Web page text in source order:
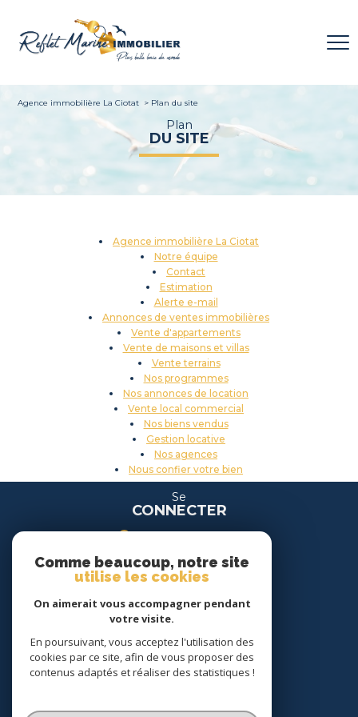
Agence immobilière La Ciotat Plan du site
Plan
DU SITE
Agence immobilière La Ciotat
Notre équipe
Contact
Estimation
Alerte e-mail
Annonces de ventes immobilières
Vente d'appartements
Vente de maisons et villas
Vente terrains
Nos programmes
Nos annonces de location
Vente local commercial
Nos biens vendus
Gestion locative
Nos agences
Nous confier votre bien
Se
CONNECTER
espace location
Nous
SUIVRE
Comme beaucoup, notre site
utilise les cookies
On aimerait vous accompagner pendant
votre visite.
En poursuivant, vous acceptez l'utilisation des
cookies par ce site, afin de vous proposer des
contenus adaptés et réaliser des statistiques !